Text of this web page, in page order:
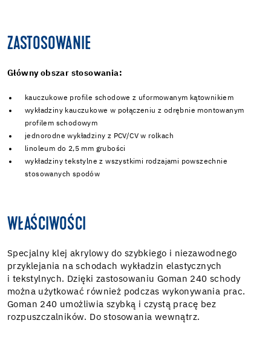
ZASTOSOWANIE
Główny obszar stosowania:
kauczukowe profile schodowe z uformowanym kątownikiem
wykładziny kauczukowe w połączeniu z odrębnie montowanym
profilem schodowym
jednorodne wykładziny z PCV/CV w rolkach
linoleum do 2,5 mm grubości
wykładziny tekstylne z wszystkimi rodzajami powszechnie
stosowanych spodów
WŁAŚCIWOŚCI
Specjalny klej akrylowy do szybkiego i niezawodnego
przyklejania na schodach wykładzin elastycznych
i tekstylnych. Dzięki zastosowaniu Goman 240 schody
można użytkować również podczas wykonywania prac.
Goman 240 umożliwia szybką i czystą pracę bez
rozpuszczalników. Do stosowania wewnątrz.